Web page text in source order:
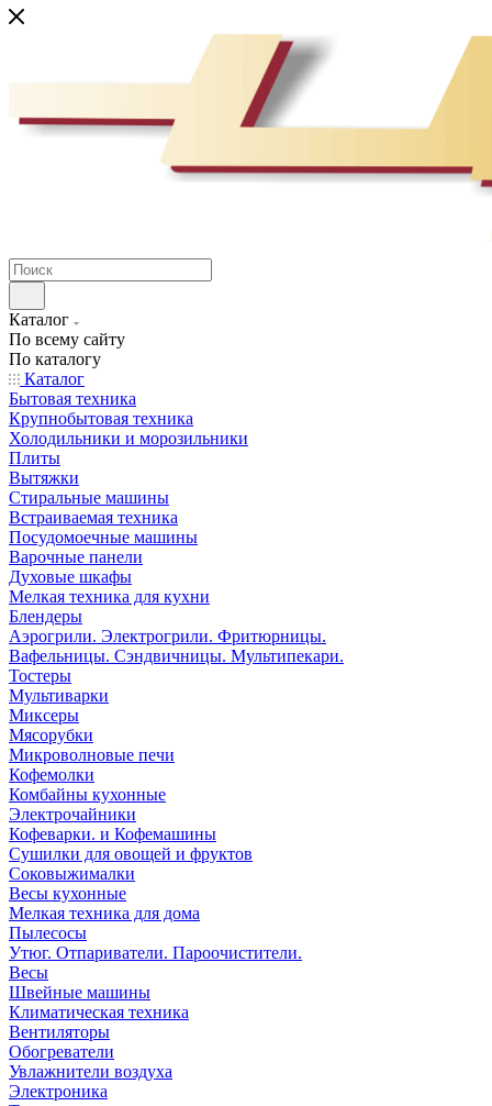
Каталог
По всему сайту
По каталогу
Каталог
Бытовая техника
Крупнобытовая техника
Холодильники и морозильники
Плиты
Вытяжки
Стиральные машины
Встраиваемая техника
Посудомоечные машины
Варочные панели
Духовые шкафы
Мелкая техника для кухни
Блендеры
Аэрогрили. Электрогрили. Фритюрницы.
Вафельницы. Сэндвичницы. Мультипекари.
Тостеры
Мультиварки
Миксеры
Мясорубки
Микроволновые печи
Кофемолки
Комбайны кухонные
Электрочайники
Кофеварки. и Кофемашины
Сушилки для овощей и фруктов
Соковыжималки
Весы кухонные
Мелкая техника для дома
Пылесосы
Утюг. Отпариватели. Пароочистители.
Весы
Швейные машины
Климатическая техника
Вентиляторы
Обогреватели
Увлажнители воздуха
Электроника